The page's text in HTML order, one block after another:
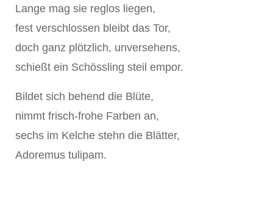
Lange mag sie reglos liegen,
fest verschlossen bleibt das Tor,
doch ganz plötzlich, unversehens,
schießt ein Schössling steil empor.
Bildet sich behend die Blüte,
nimmt frisch-frohe Farben an,
sechs im Kelche stehn die Blätter,
Adoremus tulipam.